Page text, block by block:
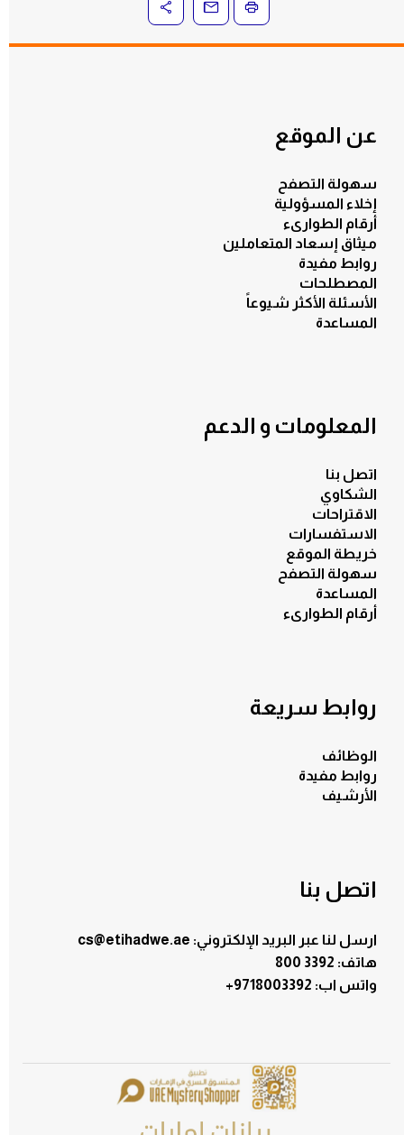
عن الموقع
سهولة التصفح
إخلاء المسؤولية
أرقام الطوارىء
ميثاق إسعاد المتعاملين
روابط مفيدة
المصطلحات
الأسئلة الأكثر شيوعاً
المساعدة
المعلومات و الدعم
اتصل بنا
الشكاوي
الاقتراحات
الاستفسارات
خريطة الموقع
سهولة التصفح
المساعدة
أرقام الطوارىء
روابط سريعة
الوظائف
روابط مفيدة
الأرشيف
اتصل بنا
ارسل لنا عبر البريد الإلكتروني: cs@etihadwe.ae
هاتف: 3392 800
+9718003392 :واتس اب